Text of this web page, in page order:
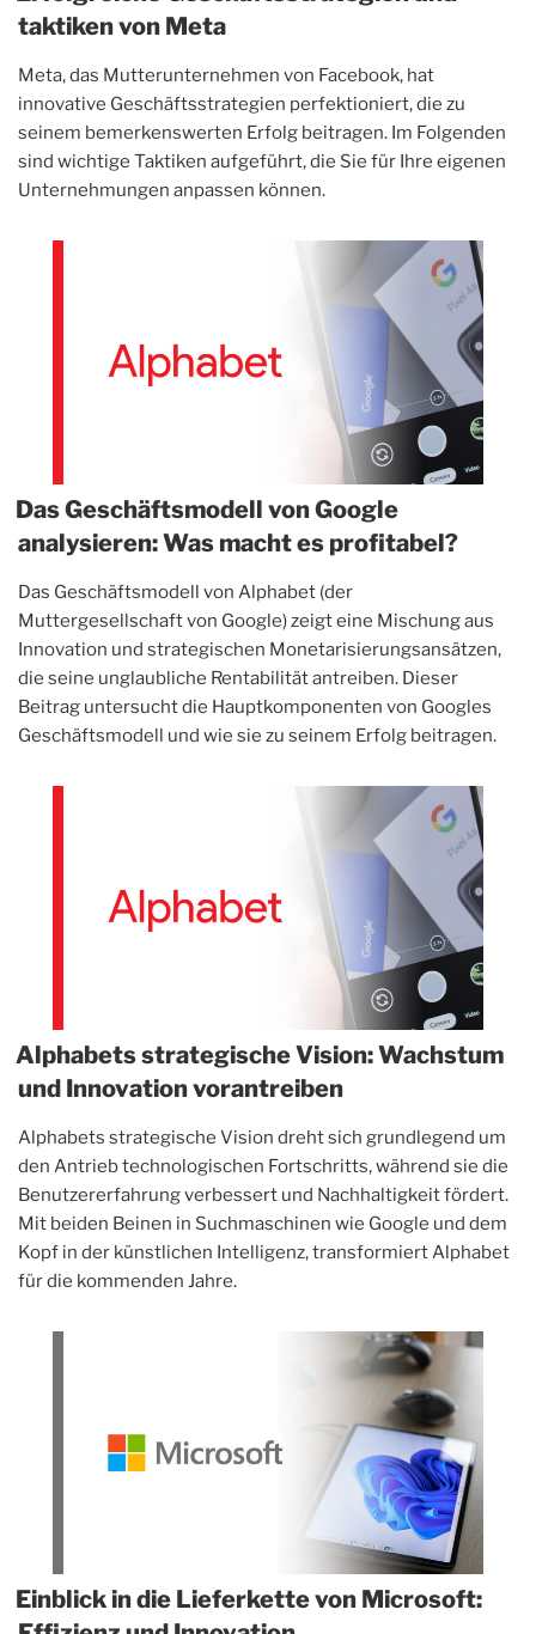
taktiken von Meta
Meta, das Mutterunternehmen von Facebook, hat
innovative Geschäftsstrategien perfektioniert, die zu
seinem bemerkenswerten Erfolg beitragen. Im Folgenden
sind wichtige Taktiken aufgeführt, die Sie für Ihre eigenen
Unternehmungen anpassen können.
Das Geschäftsmodell von Google
analysieren: Was macht es profitabel?
Das Geschäftsmodell von Alphabet (der
Muttergesellschaft von Google) zeigt eine Mischung aus
Innovation und strategischen Monetarisierungsansätzen,
die seine unglaubliche Rentabilität antreiben. Dieser
Beitrag untersucht die Hauptkomponenten von Googles
Geschäftsmodell und wie sie zu seinem Erfolg beitragen.
Alphabets strategische Vision: Wachstum
und Innovation vorantreiben
Alphabets strategische Vision dreht sich grundlegend um
den Antrieb technologischen Fortschritts, während sie die
Benutzererfahrung verbessert und Nachhaltigkeit fördert.
Mit beiden Beinen in Suchmaschinen wie Google und dem
Kopf in der künstlichen Intelligenz, transformiert Alphabet
für die kommenden Jahre.
Einblick in die Lieferkette von Microsoft: